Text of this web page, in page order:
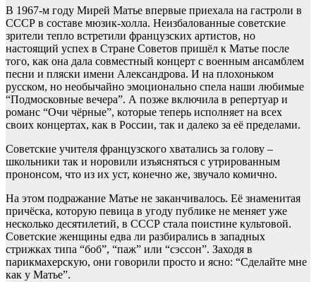
В 1967-м году Мирей Матье впервые приехала на гастроли в
СССР в составе мюзик-холла. Неизбалованные советские
зрители тепло встретили французских артистов, но
настоящий успех в Стране Советов пришёл к Матье после
того, как она дала совместный концерт с военным ансамблем
песни и пляски имени Александрова. И на плохоньком
русском, но необычайно эмоционально спела наши любимые
“Подмосковные вечера”. А позже включила в репертуар и
романс “Очи чёрные”, которые теперь исполняет на всех
своих концертах, как в России, так и далеко за её пределами.
Советские учителя французского хватались за голову –
школьники так и норовили изъясняться с утрированным
прононсом, что из их уст, конечно же, звучало комично.
На этом подражание Матье не заканчивалось. Её знаменитая
причёска, которую певица в угоду публике не меняет уже
несколько десятилетий, в СССР стала поистине культовой.
Советские женщины едва ли разбирались в западных
стрижках типа “боб”, “паж” или “сэссон”. Заходя в
парикмахерскую, они говорили просто и ясно: “Сделайте мне
как у Матье”.